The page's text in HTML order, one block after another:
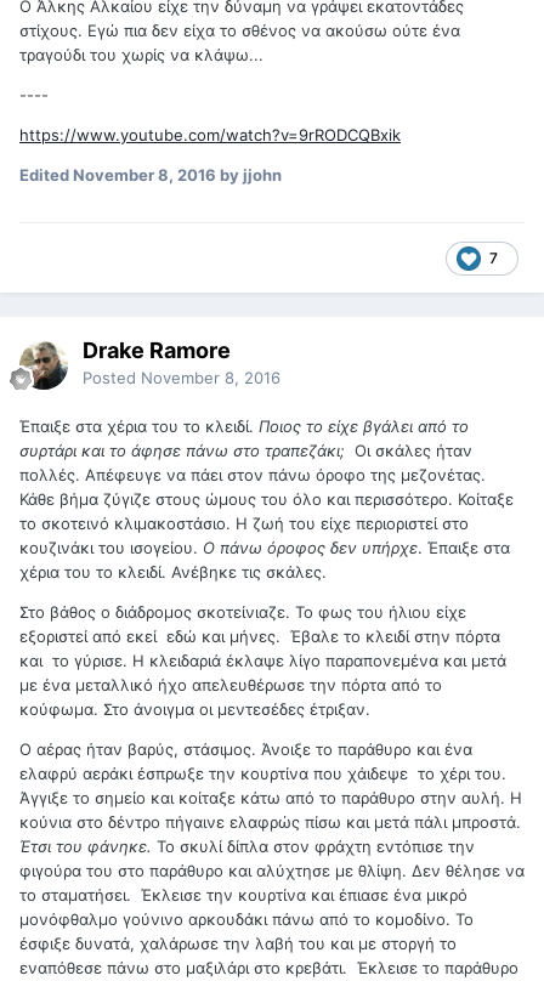
Ο Άλκης Αλκαίου είχε την δύναμη να γράψει εκατοντάδες
στίχους. Εγώ πια δεν είχα το σθένος να ακούσω ούτε ένα
τραγούδι του χωρίς να κλάψω...
----
https://www.youtube.com/watch?v=9rRODCQBxik
EditedNovember 8, 2016 by jjohn
7
Drake Ramore
Posted November 8, 2016
Έπαιξε στα χέρια του το κλειδί. Ποιος το είχε βγάλει από το
συρτάρι και το άφησε πάνω στο τραπεζάκι; Οι σκάλες ήταν
πολλές. Απέφευγε να πάει στον πάνω όροφο της μεζονέτας.
Κάθε βήμα ζύγιζε στους ώμους του όλο και περισσότερο. Κοίταξε
το σκοτεινό κλιμακοστάσιο. Η ζωή του είχε περιοριστεί στο
κουζινάκι του ισογείου. Ο πάνω όροφος δεν υπήρχε. Έπαιξε στα
χέρια του το κλειδί. Ανέβηκε τις σκάλες.
Στο βάθος ο διάδρομος σκοτείνιαζε. Το φως του ήλιου είχε
εξοριστεί από εκεί εδώ και μήνες. Έβαλε το κλειδί στην πόρτα
και το γύρισε. Η κλειδαριά έκλαψε λίγο παραπονεμένα και μετά
με ένα μεταλλικό ήχο απελευθέρωσε την πόρτα από το
κούφωμα. Στο άνοιγμα οι μεντεσέδες έτριξαν.
Ο αέρας ήταν βαρύς, στάσιμος. Άνοιξε το παράθυρο και ένα
ελαφρύ αεράκι έσπρωξε την κουρτίνα που χάιδεψε το χέρι του.
Άγγιξε το σημείο και κοίταξε κάτω από το παράθυρο στην αυλή. Η
κούνια στο δέντρο πήγαινε ελαφρώς πίσω και μετά πάλι μπροστά.
Έτσι του φάνηκε. Το σκυλί δίπλα στον φράχτη εντόπισε την
φιγούρα του στο παράθυρο και αλύχτησε με θλίψη. Δεν θέλησε να
το σταματήσει. Έκλεισε την κουρτίνα και έπιασε ένα μικρό
μονόφθαλμο γούνινο αρκουδάκι πάνω από το κομοδίνο. Το
έσφιξε δυνατά, χαλάρωσε την λαβή του και με στοργή το
εναπόθεσε πάνω στο μαξιλάρι στο κρεβάτι. Έκλεισε το παράθυρο